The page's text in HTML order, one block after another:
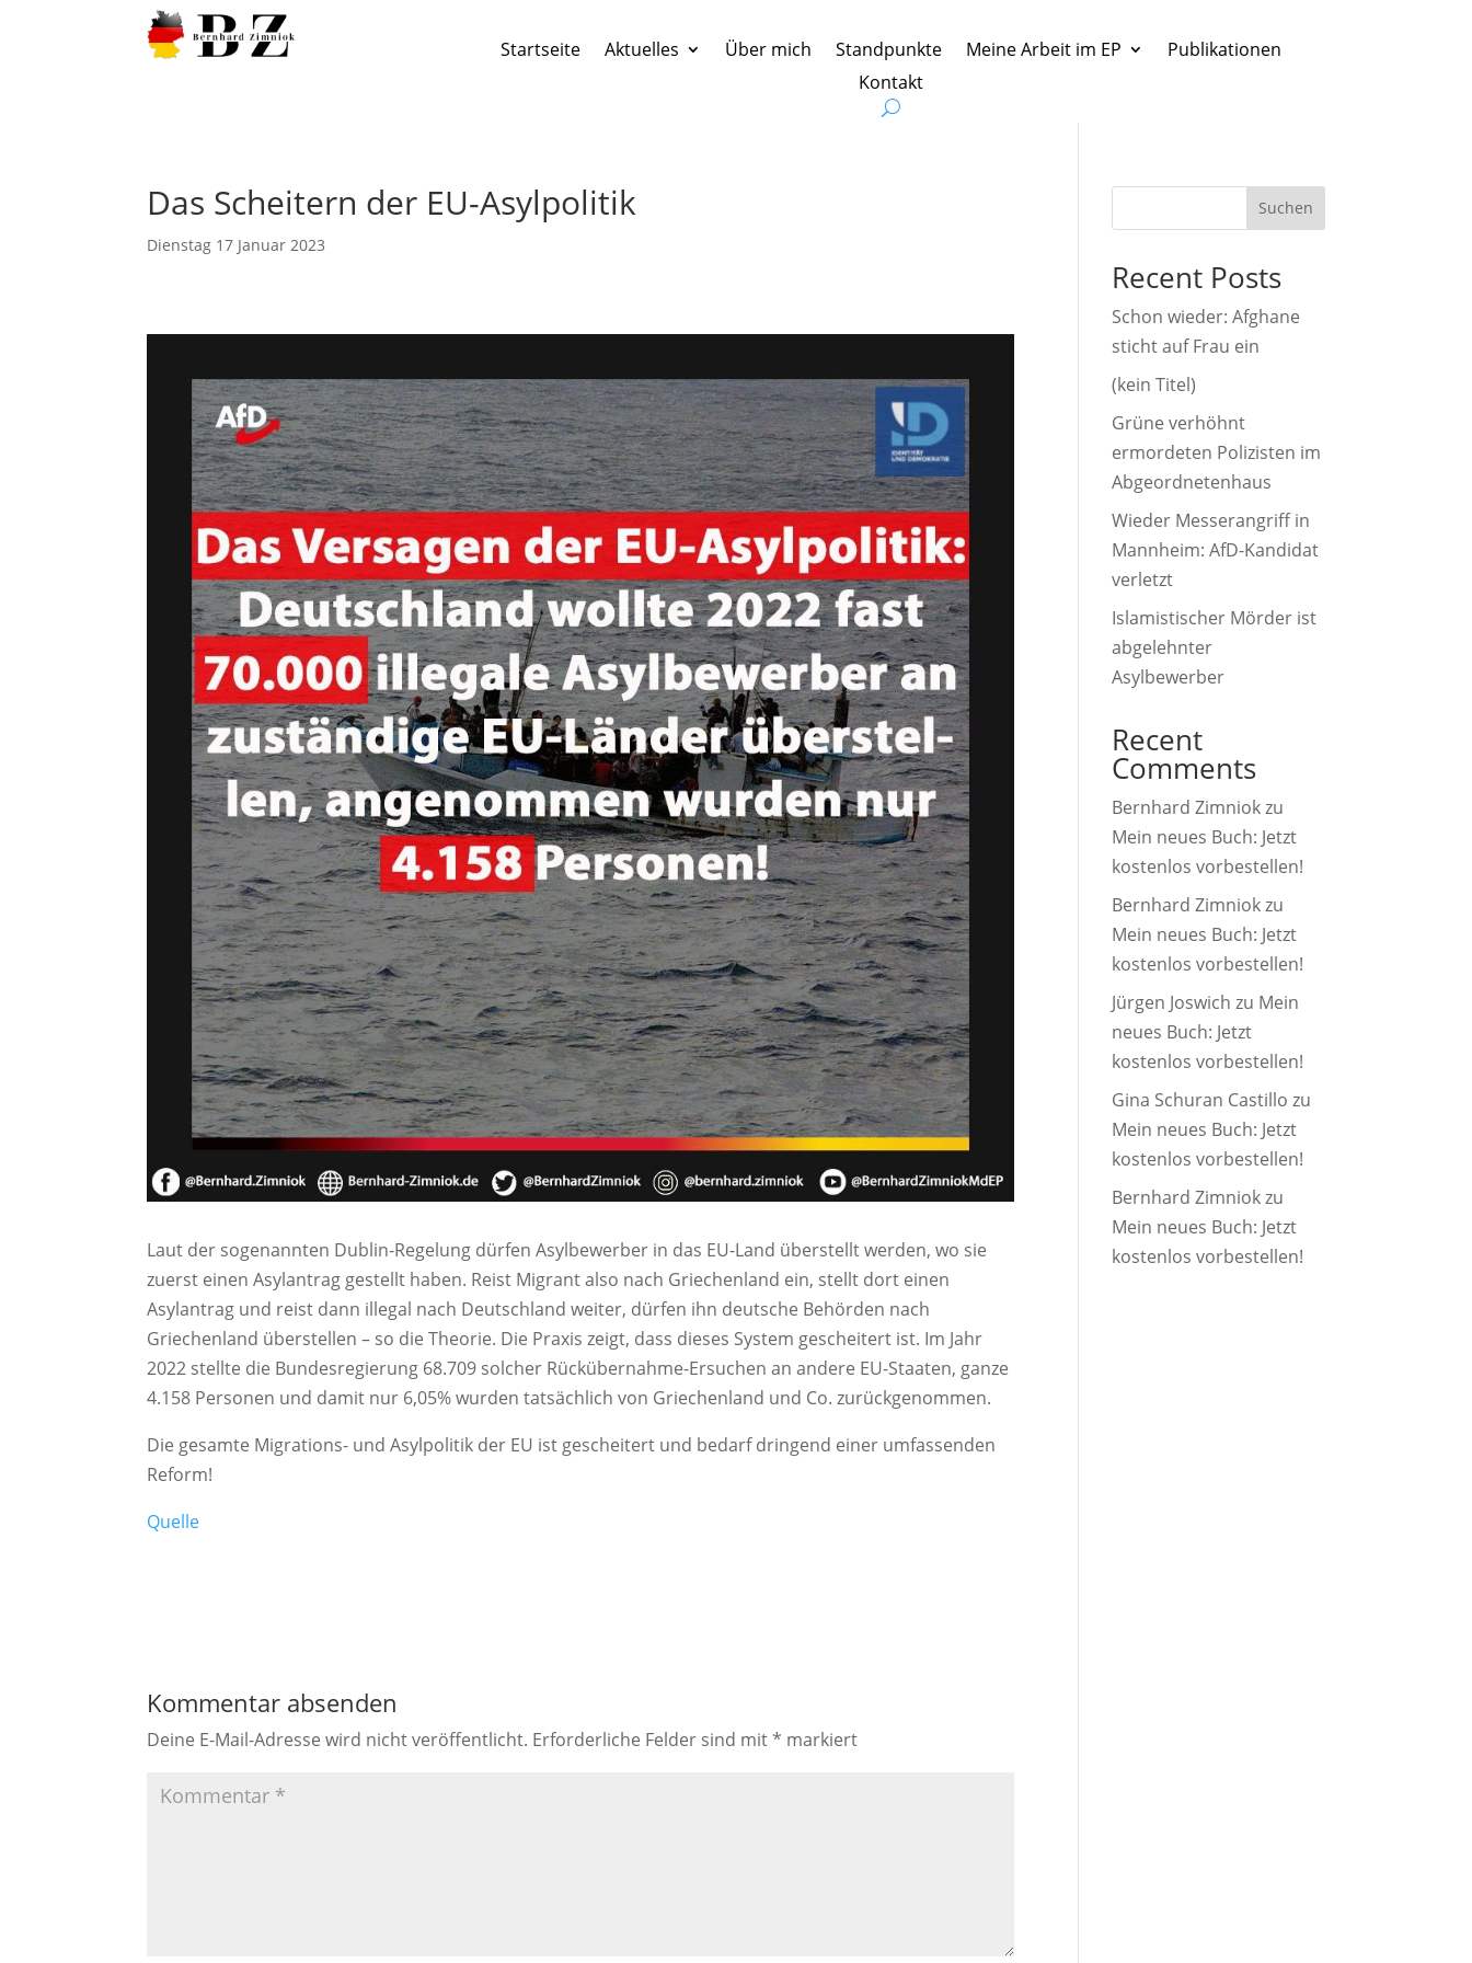
Startseite Aktuelles Über mich Standpunkte Meine Arbeit im EP
Publikationen
Kontakt
Das Scheitern der EU-Asylpolitik
Dienstag 17 Januar 2023
Laut der sogenannten Dublin-Regelung dürfen Asylbewerber in das EU-Land überstellt werden, wo sie
zuerst einen Asylantrag gestellt haben. Reist Migrant also nach Griechenland ein, stellt dort einen
Asylantrag und reist dann illegal nach Deutschland weiter, dürfen ihn deutsche Behörden nach
Griechenland überstellen – so die Theorie. Die Praxis zeigt, dass dieses System gescheitert ist. Im Jahr
2022 stellte die Bundesregierung 68.709 solcher Rückübernahme-Ersuchen an andere EU-Staaten, ganze
4.158 Personen und damit nur 6,05% wurden tatsächlich von Griechenland und Co. zurückgenommen.
Die gesamte Migrations- und Asylpolitik der EU ist gescheitert und bedarf dringend einer umfassenden
Reform!
Quelle
Kommentar absenden
Deine E-Mail-Adresse wird nicht veröffentlicht. Erforderliche Felder sind mit* markiert
Suchen
Recent Posts
Schon wieder: Afghane
sticht auf Frau ein
(kein Titel)
Grüne verhöhnt
ermordeten Polizisten im
Abgeordnetenhaus
Wieder Messerangriff in
Mannheim: AfD-Kandidat
verletzt
Islamistischer Mörder ist
abgelehnter
Asylbewerber
Recent
Comments
Bernhard Zimniokzu
Mein neues Buch: Jetzt
kostenlos vorbestellen!
Bernhard Zimniokzu
Mein neues Buch: Jetzt
kostenlos vorbestellen!
Jürgen Joswich zu Mein
neues Buch: Jetzt
kostenlos vorbestellen!
Gina Schuran Castillo zu
Mein neues Buch: Jetzt
kostenlos vorbestellen!
Bernhard Zimniokzu
Mein neues Buch: Jetzt
kostenlos vorbestellen!